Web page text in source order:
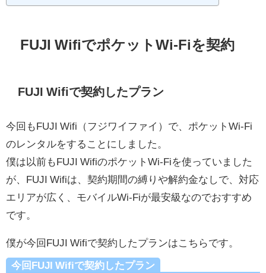
FUJI WifiでポケットWi-Fiを契約
FUJI Wifiで契約したプラン
今回もFUJI Wifi（フジワイファイ）で、ポケットWi-Fi
のレンタルをすることにしました。
僕は以前もFUJI WifiのポケットWi-Fiを使っていました
が、FUJI Wifiは、契約期間の縛りや解約金なしで、対応
エリアが広く、モバイルWi-Fiが最安級なのでおすすめ
です。
僕が今回FUJI Wifiで契約したプランはこちらです。
今回FUJI Wifiで契約したプラン